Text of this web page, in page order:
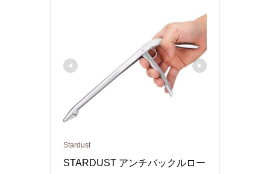
Stardust
STARDUST アンチバックルロー